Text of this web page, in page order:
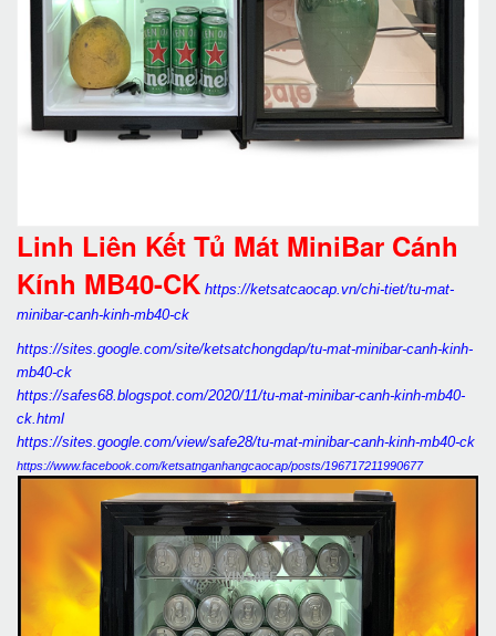
Linh Liên Kết Tủ Mát MiniBar Cánh
Kính MB40-CK https://ketsatcaocap.vn/chi-tiet/tu-mat-
minibar-canh-kinh-mb40-ck
https://sites.google.com/site/ketsatchongdap/tu-mat-minibar-canh-kinh-
mb40-ck
https://safes68.blogspot.com/2020/11/tu-mat-minibar-canh-kinh-mb40-
ck.html
https://sites.google.com/view/safe28/tu-mat-minibar-canh-kinh-mb40-ck
https://www.facebook.com/ketsatnganhangcaocap/posts/196717211990677